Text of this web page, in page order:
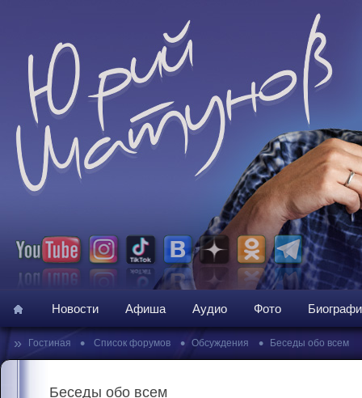
Новости Афиша Аудио Фото
» Гостиная • Список форумов • Обсуждения • Беседы обо всем
Беседы обо всем